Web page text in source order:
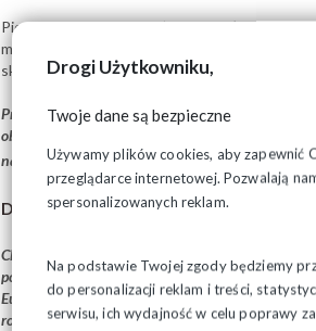
Drogi Użytkowniku,
Twoje dane są bezpieczne
Używamy plików cookies, aby zapewnić
przeglądarce internetowej. Pozwalają
spersonalizowanych reklam.
Na podstawie Twojej zgody będziemy
do personalizacji reklam i treści,
serwisu, ich wydajność w celu poprawy
Piotr Duda przypomina, że w ubiegłym roku
minimalnym wynagrodzeniu za pracę UC62
skierowane przez rząd do Parlamentu.
Przypominamy, że do czasu ewentualnego
obowiązek ją implementować we wskazanym w
naruszeniowej, co dodatkowo podważa
Dualizacja rynku pracy
Chcielibyśmy podkreślić, że Polska od lat boryka
podstawie umów niestandardowych, takich jak
Europejską w ramach Zaleceń Krajowych w
rozwoju układów zbiorowych pracy– dodaje.